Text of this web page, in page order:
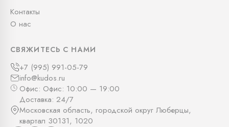
Контакты
О нас
СВЯЖИТЕСЬ С НАМИ
+7 (995) 991-05-79
info@kudos.ru
Офис: Офис: 10:00 — 19:00
Доставка: 24/7
Московская область, городской округ Люберцы,
квартал 30131, 1020